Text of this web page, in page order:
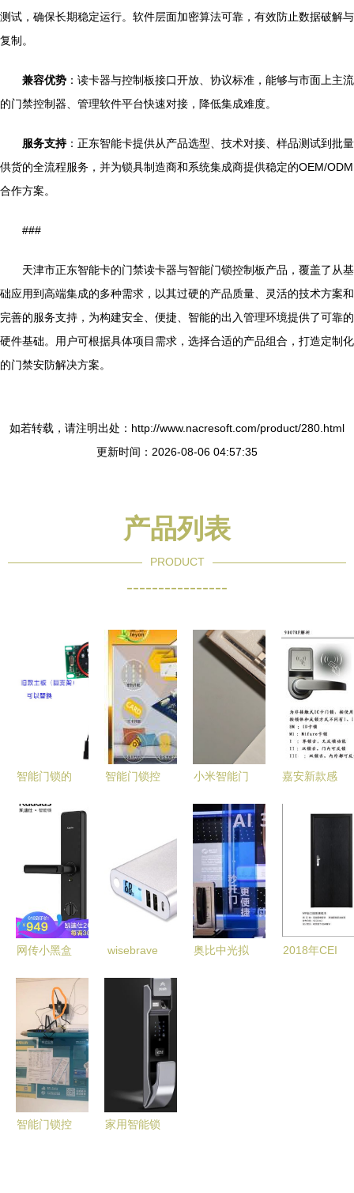
测试，确保长期稳定运行。软件层面加密算法可靠，有效防止数据破解与
复制。
兼容优势 ：读卡器与控制板接口开放、协议标准，能够与市面上主流
的门禁控制器、管理软件平台快速对接，降低集成难度。
服务支持：正东智能卡提供从产品选型、技术对接、样品测试到批量
供货的全流程服务，并为锁具制造商和系统集成商提供稳定的OEM/ODM
合作方案。
###
天津市正东智能卡的门禁读卡器与智能门锁控制板产品，覆盖了从基
础应用到高端集成的多种需求，以其过硬的产品质量、灵活的技术方案和
完善的服务支持，为构建安全、便捷、智能的出入管理环境提供了可靠的
硬件基础。用户可根据具体项目需求，选择合适的产品组合，打造定制化
的门禁安防解决方案。
如若转载，请注明出处：http://www.nacresoft.com/product/280.html
更新时间：2026-08-06 04:57:35
产品列表
PRODUCT
----------------
智能门锁的
智能门锁控
新与市场机
小米智能门
猫眼版体验
以强化可视
能力塑造核
心差异化
嘉安新款感
门锁新选择
网传小黑盒
锁，真相究
竟如何？
wisebrave
源 10400毫
安聚合物电
池的优雅与
奥比中光拟
2018年CEI
智能门锁控
家用智能锁